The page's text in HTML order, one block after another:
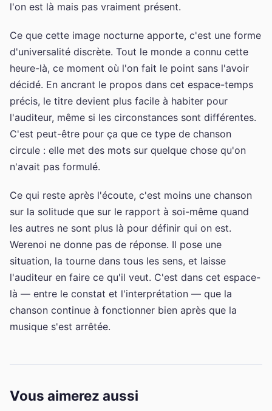
l'on est là mais pas vraiment présent.
Ce que cette image nocturne apporte, c'est une forme
d'universalité discrète. Tout le monde a connu cette
heure-là, ce moment où l'on fait le point sans l'avoir
décidé. En ancrant le propos dans cet espace-temps
précis, le titre devient plus facile à habiter pour
l'auditeur, même si les circonstances sont différentes.
C'est peut-être pour ça que ce type de chanson
circule : elle met des mots sur quelque chose qu'on
n'avait pas formulé.
Ce qui reste après l'écoute, c'est moins une chanson
sur la solitude que sur le rapport à soi-même quand
les autres ne sont plus là pour définir qui on est.
Werenoi ne donne pas de réponse. Il pose une
situation, la tourne dans tous les sens, et laisse
l'auditeur en faire ce qu'il veut. C'est dans cet espace-
là — entre le constat et l'interprétation — que la
chanson continue à fonctionner bien après que la
musique s'est arrêtée.
Vous aimerez aussi